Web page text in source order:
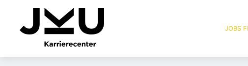
JOBS